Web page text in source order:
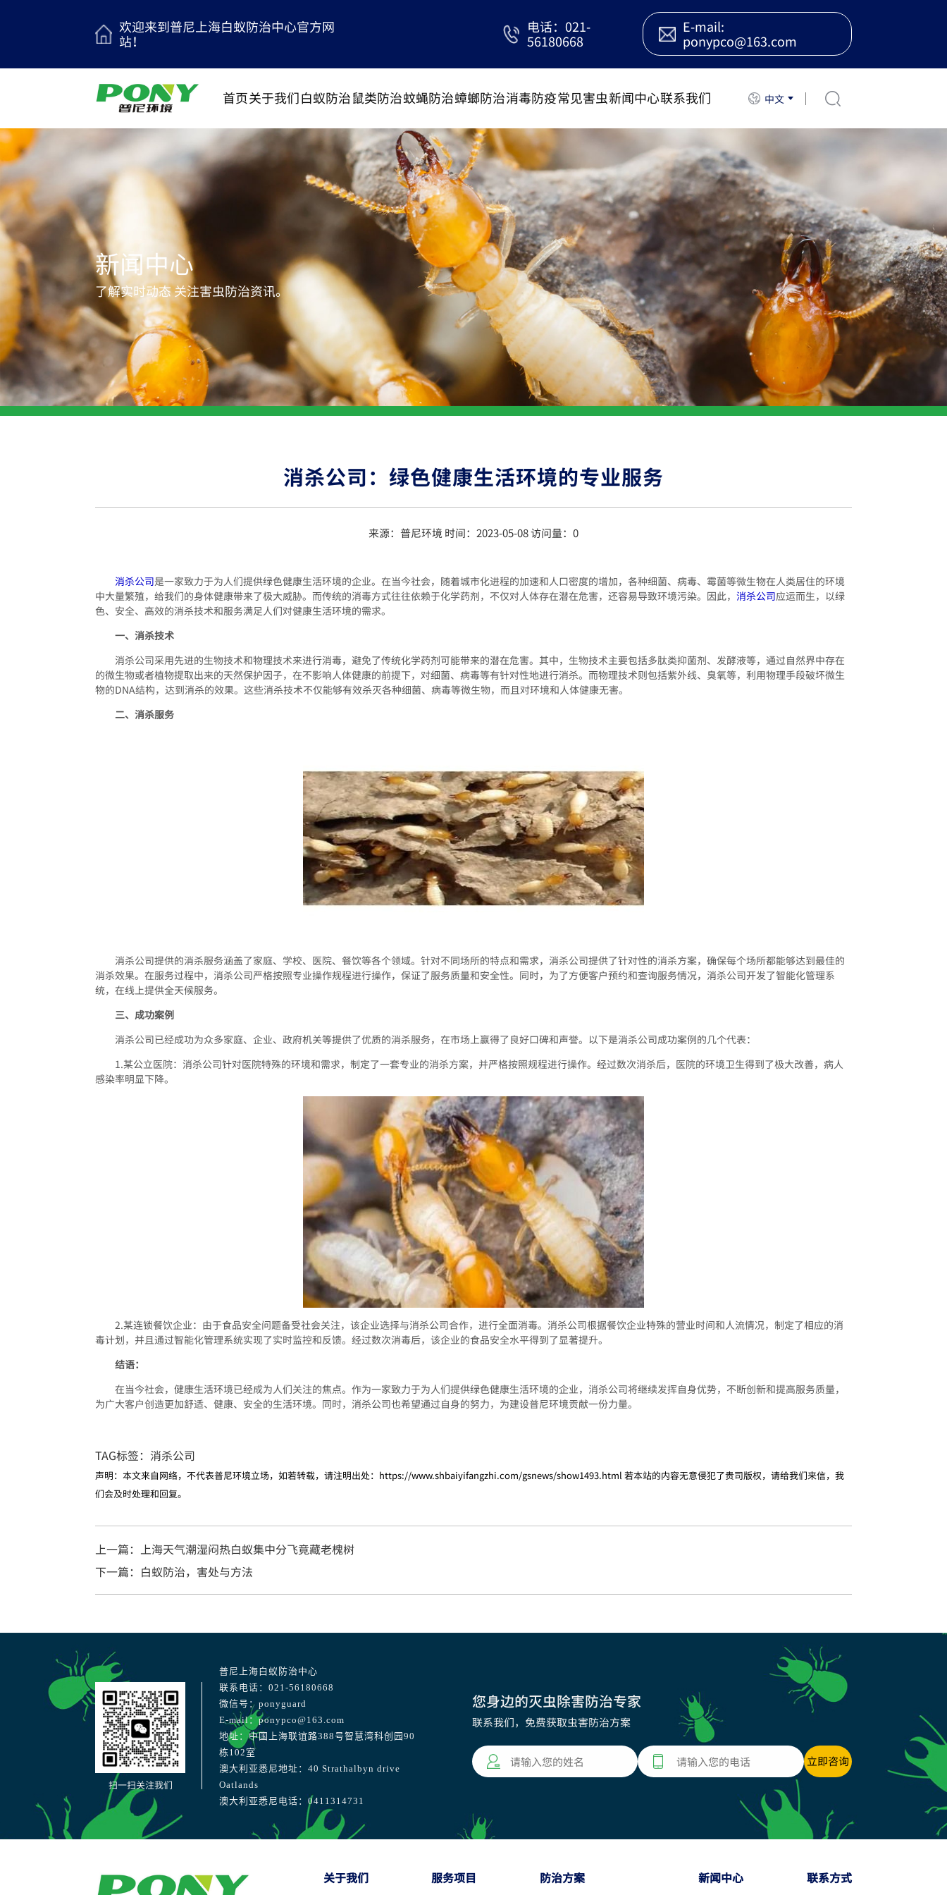
欢迎来到普尼上海白蚁防治中心官方网
站！
电话：021-
56180668
E-mail:
ponypco@163.com
首页关于我们白蚁防治鼠类防治蚊蝇防治蟑螂防治消毒防疫常见害虫新闻中心联系我们 中文
新闻中心
了解实时动态 关注害虫防治资讯。
消杀公司：绿色健康生活环境的专业服务
来源：普尼环境 时间：2023-05-08 访问量： 0
消杀公司是一家致力于为人们提供绿色健康生活环境的企业。在当今社会，随着城市化进程的加速和人口密度的增加，各种细菌、病毒、霉菌等微生物在人类居住的环境
中大量繁殖，给我们的身体健康带来了极大威胁。而传统的消毒方式往往依赖于化学药剂，不仅对人体存在潜在危害，还容易导致环境污染。因此，消杀公司应运而生，以绿
色、安全、高效的消杀技术和服务满足人们对健康生活环境的需求。
一、消杀技术
消杀公司采用先进的生物技术和物理技术来进行消毒，避免了传统化学药剂可能带来的潜在危害。其中，生物技术主要包括多肽类抑菌剂、发酵液等，通过自然界中存在
的微生物或者植物提取出来的天然保护因子，在不影响人体健康的前提下，对细菌、病毒等有针对性地进行消杀。而物理技术则包括紫外线、臭氧等，利用物理手段破坏微生
物的DNA结构，达到消杀的效果。这些消杀技术不仅能够有效杀灭各种细菌、病毒等微生物，而且对环境和人体健康无害。
二、消杀服务
消杀公司提供的消杀服务涵盖了家庭、学校、医院、餐饮等各个领域。针对不同场所的特点和需求，消杀公司提供了针对性的消杀方案，确保每个场所都能够达到最佳的
消杀效果。在服务过程中，消杀公司严格按照专业操作规程进行操作，保证了服务质量和安全性。同时，为了方便客户预约和查询服务情况，消杀公司开发了智能化管理系
统，在线上提供全天候服务。
三、成功案例
消杀公司已经成功为众多家庭、企业、政府机关等提供了优质的消杀服务，在市场上赢得了良好口碑和声誉。以下是消杀公司成功案例的几个代表：
1.某公立医院：消杀公司针对医院特殊的环境和需求，制定了一套专业的消杀方案，并严格按照规程进行操作。经过数次消杀后，医院的环境卫生得到了极大改善，病人
感染率明显下降。
2.某连锁餐饮企业：由于食品安全问题备受社会关注，该企业选择与消杀公司合作，进行全面消毒。消杀公司根据餐饮企业特殊的营业时间和人流情况，制定了相应的消
毒计划，并且通过智能化管理系统实现了实时监控和反馈。经过数次消毒后，该企业的食品安全水平得到了显著提升。
结语：
在当今社会，健康生活环境已经成为人们关注的焦点。作为一家致力于为人们提供绿色健康生活环境的企业，消杀公司将继续发挥自身优势，不断创新和提高服务质量，
为广大客户创造更加舒适、健康、安全的生活环境。同时，消杀公司也希望通过自身的努力，为建设普尼环境贡献一份力量。
TAG标签： 消杀公司
声明：本文来自网络，不代表普尼环境立场，如若转载，请注明出处： https://www.shbaiyifangzhi.com/gsnews/show1493.html 若本站的内容无意侵犯了贵司版权，请给我们来信，我
们会及时处理和回复。
上一篇：上海天气潮湿闷热白蚁集中分飞竟藏老槐树
下一篇：白蚁防治，害处与方法
扫一扫关注我们
普尼上海白蚁防治中心
联系电话：021-56180668
微信号：ponyguard
E-mail：ponypco@163.com
地址：中国上海联谊路388号智慧湾科创园90
栋102室
澳大利亚悉尼地址：40 Strathalbyn drive
Oatlands
澳大利亚悉尼电话：0411314731
您身边的灭虫除害防治专家
联系我们，免费获取虫害防治方案
关于我们 服务项目 防治方案 新闻中心 联系方式